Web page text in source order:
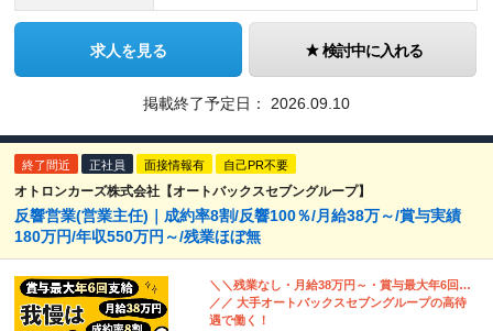
求人を見る 検討中に入れる
掲載終了予定日： 2026.09.10
終了間近 正社員 面接情報有 自己PR不要
オトロンカーズ株式会社【オートバックスセブングループ】
反響営業(営業主任)｜成約率8割/反響100％/月給38万～/賞与実績
180万円/年収550万円～/残業ほぼ無
＼＼残業なし・月給38万円～・賞与最大年6回…
／／ 大手オートバックスセブングループの高待
遇で働く！